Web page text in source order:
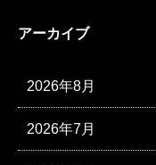
アーカイブ
2026年8月
2026年7月